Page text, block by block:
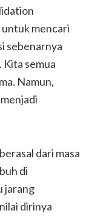
mencari
sebenarnya
Kita semua
Namun,
dari masa
di
jarang
dirinya